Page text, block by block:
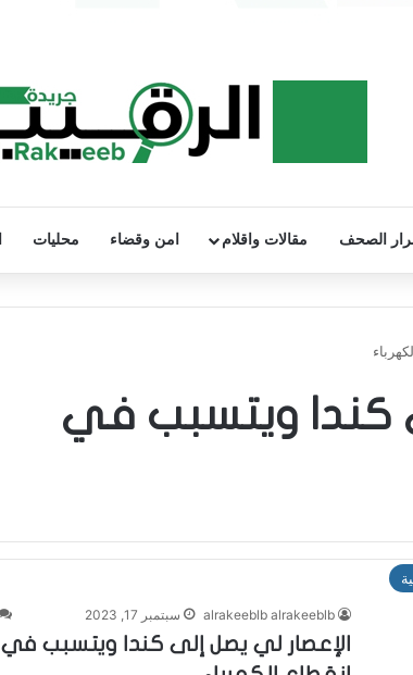
الصحف مقالات واقلام امن وقضاء محليات
كندا ويتسبب في
alrakeeblb alrakeeblb سبتمبر 17, 2023
الإعصار لي يصل إلى كندا ويتسبب في